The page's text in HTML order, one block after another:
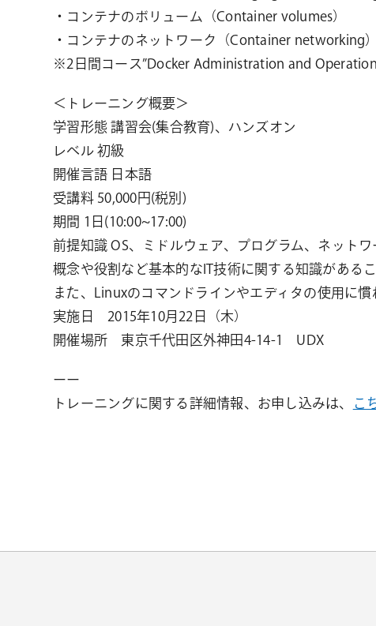
・コンテナのボリューム（Container volumes）
・コンテナのネットワーク（Container networking）
※2日間コース”Docker Administration and
＜トレーニング概要＞
学習形態 講習会(集合教育)、ハンズオン
レベル 初級
開催言語 日本語
受講料 50,000円(税別)
期間 1日(10:00~17:00)
前提知識 OS、ミドルウェア、プログラム、ネットワ
概念や役割など基本的なIT技術に関する知識があるこ
また、Linuxのコマンドラインやエディタの使用に慣
実施日 2015年10月22日（木）
開催場所 東京千代田区外神田4-14-1 UDX
ーー
トレーニングに関する詳細情報、お申し込みは、
こ